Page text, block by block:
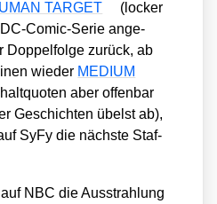
TARGET
(locker
Comic-Serie ange­
Dop­pel­fol­ge zurück, ab
wie­der MEDIUM
aber offen­bar
Geschich­ten übelst ab),
SyFy die nächs­te Staf­
NBC die Aus­strah­lung